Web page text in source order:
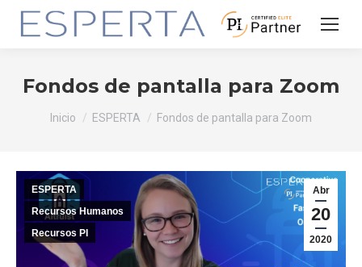
Fondos de pantalla para Zoom
Estás aquí:
Inicio ESPERTA Fondos de pantalla para Zoom
Abr
20
2020
ESPERTA
Recursos Humanos
Recursos PI